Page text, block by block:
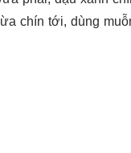
chín tới, dùng